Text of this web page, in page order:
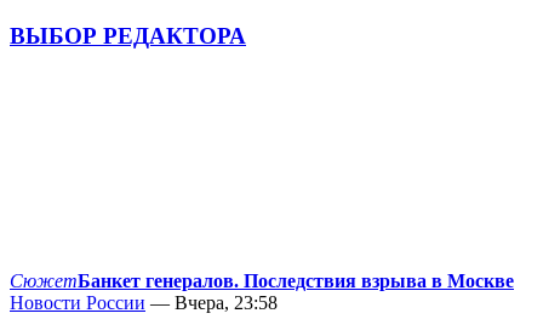
ВЫБОР РЕДАКТОРА
СюжетБанкет генералов. Последствия взрыва в Москве
Новости России — Вчера, 23:58